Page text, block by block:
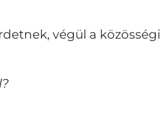
végül a közösségi